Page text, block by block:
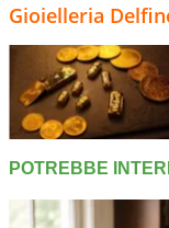
Gioielleria